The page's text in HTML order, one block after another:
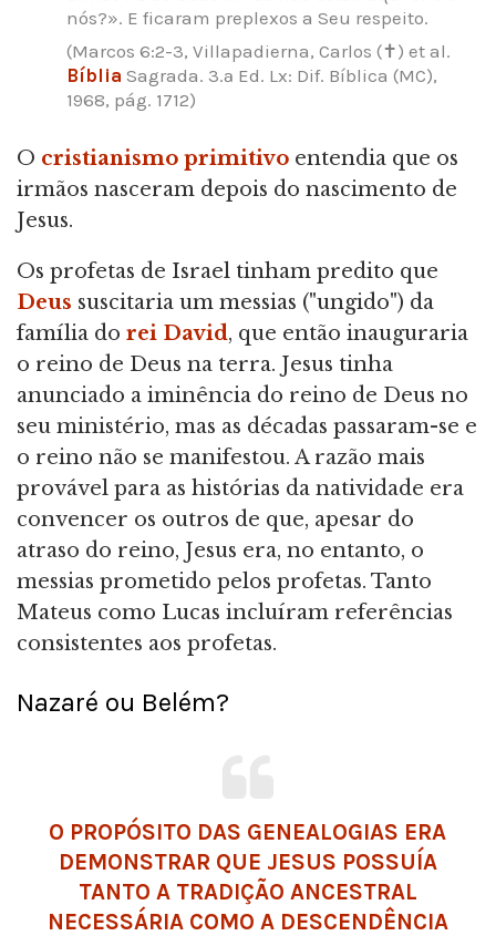
nós?». E ficaram preplexos a Seu respeito.
(Marcos 6:2-3, Villapadierna, Carlos (✝) et al.
Bíblia Sagrada. 3.ª Ed. Lx: Dif. Bíblica (MC),
1968, pág. 1712)
O cristianismo primitivo entendia que os
irmãos nasceram depois do nascimento de
Jesus.
Os profetas de Israel tinham predito que
Deus suscitaria um messias ("ungido") da
família do rei David, que então inauguraria
o reino de Deus na terra. Jesus tinha
anunciado a iminência do reino de Deus no
seu ministério, mas as décadas passaram-se e
o reino não se manifestou. A razão mais
provável para as histórias da natividade era
convencer os outros de que, apesar do
atraso do reino, Jesus era, no entanto, o
messias prometido pelos profetas. Tanto
Mateus como Lucas incluíram referências
consistentes aos profetas.
Nazaré ou Belém?
O PROPÓSITO DAS GENEALOGIAS ERA
DEMONSTRAR QUE JESUS POSSUÍA
TANTO A TRADIÇÃO ANCESTRAL
NECESSÁRIA COMO A DESCENDÊNCIA